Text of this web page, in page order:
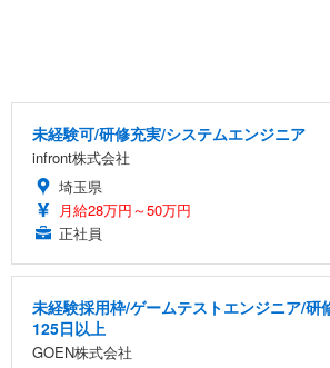
未経験可/研修充実/システムエンジニア
infront株式会社
埼玉県
月給28万円～50万円
正社員
未経験採用枠/ゲームテストエンジニア/研
125日以上
GOEN株式会社